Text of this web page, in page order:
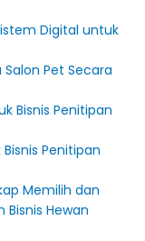
Digital untuk
Pet Secara
Bisnis Penitipan
Penitipan
Memilih dan
Hewan